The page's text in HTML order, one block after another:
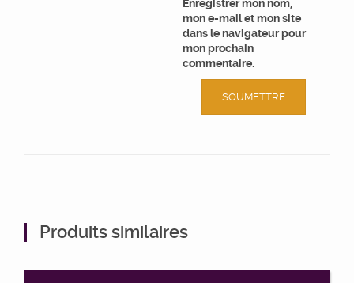
Enregistrer mon nom,
mon e-mail et mon site
dans le navigateur pour
mon prochain
commentaire.
Produits similaires